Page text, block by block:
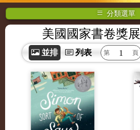
分類選單
美國國家書卷獎展
並排 列表